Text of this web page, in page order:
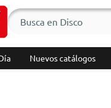
Nuevos catálogos